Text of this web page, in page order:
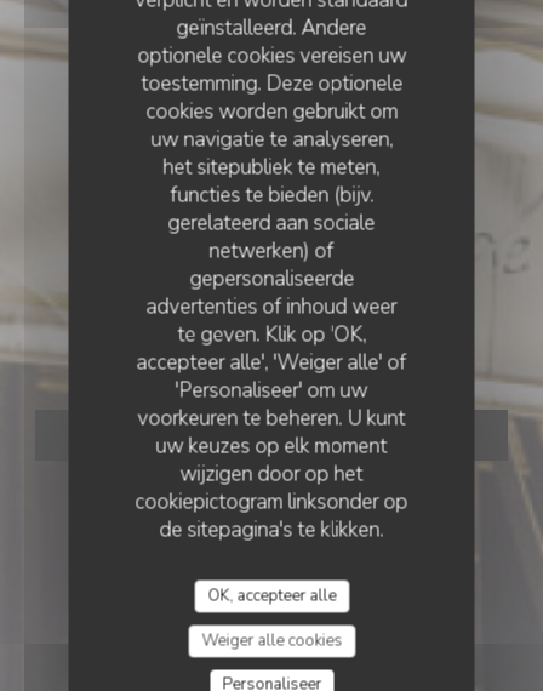
geïnstalleerd. Andere
optionele cookies vereisen uw
toestemming. Deze optionele
cookies worden gebruikt om
uw navigatie te analyseren,
het sitepubliek te meten,
functies te bieden (bijv.
gerelateerd aan sociale
netwerken) of
gepersonaliseerde
advertenties of inhoud weer
te geven. Klik op 'OK,
accepteer alle', 'Weiger alle' of
'Personaliseer' om uw
voorkeuren te beheren. U kunt
uw keuzes op elk moment
wijzigen door op het
cookiepictogram linksonder op
de sitepagina's te klikken.
OK, accepteer alle
Weiger alle cookies
Personaliseer
RESTAURANT TRADITIONNEL
• PARIS
Le Minet Galant
RESERVEER EEN TAFEL